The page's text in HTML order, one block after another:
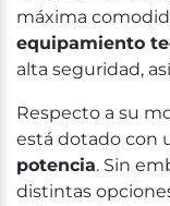
máxima
equipamiento
alta seguridad,
Respecto a su
está dotado con
potencia. Sin
distintas